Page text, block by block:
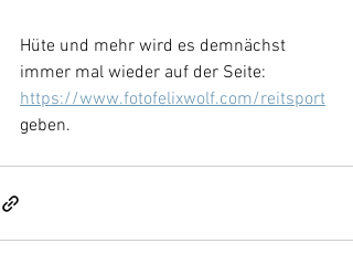
Hüte und mehr wird es demnächst
immer mal wieder auf der Seite:
https://www.fotofelixwolf.com/reitsport
geben.